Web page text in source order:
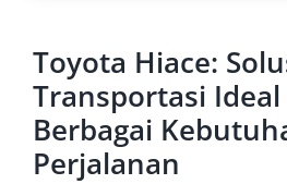
Toyota Hiace:
Transportasi
Berbagai
Perjalanan